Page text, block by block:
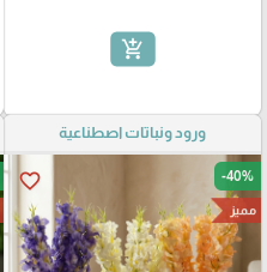
add_shopping_cart
ورود ونباتات اصطناعية
favorite_border -40%
مميز